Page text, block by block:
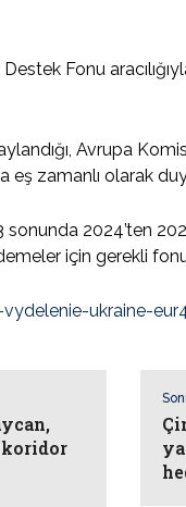
Fonu
Avrupa
eş zamanlı olarak
2024’ten
için gerekli
ukraine-